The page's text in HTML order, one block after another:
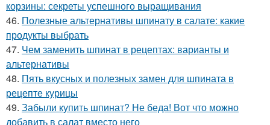
корзины: секреты успешного выращивания
46. Полезные альтернативы шпинату в салате: какие
продукты выбрать
47. Чем заменить шпинат в рецептах: варианты и
альтернативы
48. Пять вкусных и полезных замен для шпината в
рецепте курицы
49. Забыли купить шпинат? Не беда! Вот что можно
добавить в салат вместо него